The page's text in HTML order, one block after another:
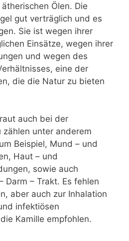
Ölen. Die
gut verträglich und es
Sie ist wegen ihrer
Einsätze, wegen ihrer
und wegen des
eine der
die die Natur zu bieten
auch bei der
zählen unter anderem
Beispiel, Mund – und
Haut – und
sowie auch
Darm – Trakt. Es fehlen
aber auch zur Inhalation
infektiösen
Kamille empfohlen.